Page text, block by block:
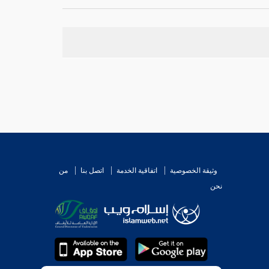
أنس بن مالكمن الزاوية، فإذا مر بمسجد قال:
وثيقة الخصوصية اتفاقية الخدمة اتصل بنا
من
نحن